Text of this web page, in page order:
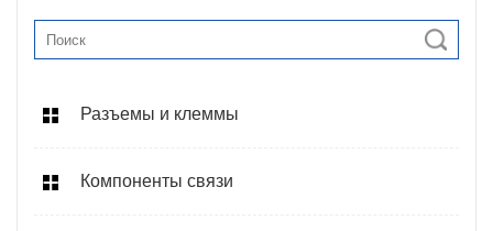
Разъемы и клеммы
Компоненты связи